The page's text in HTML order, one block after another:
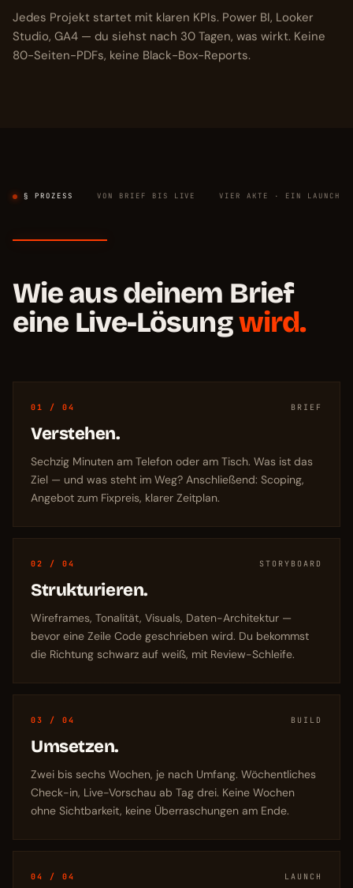
Jedes Projekt startet mit klaren KPIs. Power BI, Looker
Studio, GA4 — du siehst nach 30 Tagen, was wirkt. Keine
80-Seiten-PDFs, keine Black-Box-Reports.
§ PROZESS VON BRIEF BIS LIVE VIER AKTE · EIN LAUNCH
Wie aus deinem Brief
eine Live-Lösungwird.
01 / 04 BRIEF
Verstehen.
Sechzig Minuten am Telefon oder am Tisch. Was ist das
Ziel — und was steht im Weg? Anschließend: Scoping,
Angebot zum Fixpreis, klarer Zeitplan.
02 / 04 STORYBOARD
Strukturieren.
Wireframes, Tonalität, Visuals, Daten-Architektur —
bevor eine Zeile Code geschrieben wird. Du bekommst
die Richtung schwarz auf weiß, mit Review-Schleife.
03 / 04 BUILD
Umsetzen.
Zwei bis sechs Wochen, je nach Umfang. Wöchentliches
Check-in, Live-Vorschau ab Tag drei. Keine Wochen
ohne Sichtbarkeit, keine Überraschungen am Ende.
04 / 04 LAUNCH